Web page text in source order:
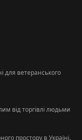
для ветеранського
від торгівлі людьми
простору в Україні.